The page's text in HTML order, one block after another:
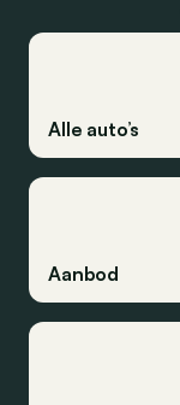
Alle auto’s
Aanbod